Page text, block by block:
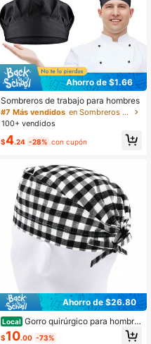
Ahorro de $1.66
Sombreros de trabajo para hombres
#7 Más vendidos
en Sombreros de trabajo para hombres
100+ vendidos
$4.24 -28% con cupón
Ahorro de $26.80
Local Gorro quirúrgico para hombre
s, gorros de cirugía, gorros de cirugí
a, sombrero de cirugía, a cuadros e
$10.00 -73%